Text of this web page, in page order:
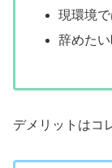
現環境
辞めた
デメリットはコ